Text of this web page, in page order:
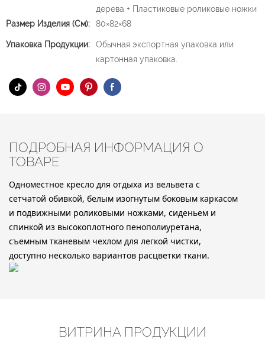
дерева + Пластиковые роликовые ножки
Размер Изделия (см):
80×82×68
Упаковка Продукции:
Обычная экспортная упаковка или
картонная упаковка.
ПОДРОБНАЯ ИНФОРМАЦИЯ О
ТОВАРЕ
Одноместное кресло для отдыха из вельвета с
сетчатой ​​обивкой, белым изогнутым боковым каркасом
и подвижными роликовыми ножками, сиденьем и
спинкой из высокоплотного пенополиуретана,
съемным тканевым чехлом для легкой чистки,
доступно несколько вариантов расцветки ткани.
ВИТРИНА ПРОДУКЦИИ